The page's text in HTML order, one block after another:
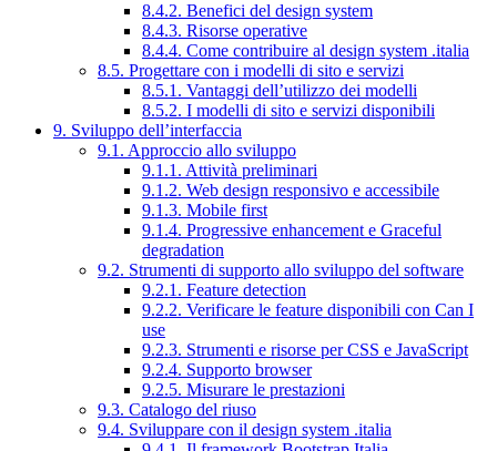
8.4.2. Benefici del design system
8.4.3. Risorse operative
8.4.4. Come contribuire al design system .italia
8.5. Progettare con i modelli di sito e servizi
8.5.1. Vantaggi dell’utilizzo dei modelli
8.5.2. I modelli di sito e servizi disponibili
9. Sviluppo dell’interfaccia
9.1. Approccio allo sviluppo
9.1.1. Attività preliminari
9.1.2. Web design responsivo e accessibile
9.1.3. Mobile first
9.1.4. Progressive enhancement e Graceful
degradation
9.2. Strumenti di supporto allo sviluppo del software
9.2.1. Feature detection
9.2.2. Verificare le feature disponibili con Can I
use
9.2.3. Strumenti e risorse per CSS e JavaScript
9.2.4. Supporto browser
9.2.5. Misurare le prestazioni
9.3. Catalogo del riuso
9.4. Sviluppare con il design system .italia